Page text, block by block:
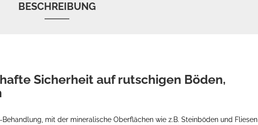
BESCHREIBUNG
Sicherheit auf rutschigen Böden,
mit der mineralische Oberflächen wie z.B. Steinböden und Fliesen